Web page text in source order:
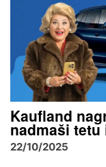
Kaufland
nadmaši tetu
22/10/2025